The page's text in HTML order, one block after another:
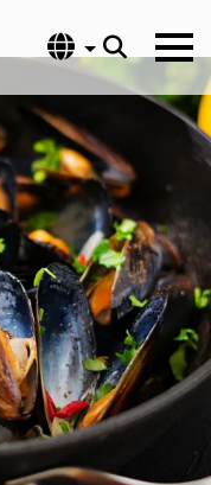
Språk